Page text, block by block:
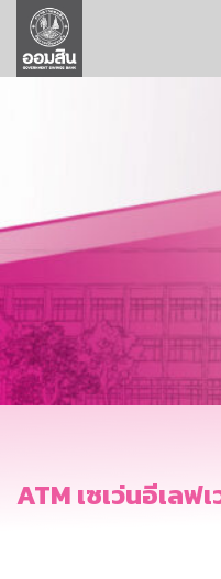
ลูกค้าธุรกิจ
ลูกค้าผู้ประกอบรายย่อ
การพัฒนาที่ยั่งยืน
ข่าวสาร
บริการทางการเงิน
อื่นๆ
ติดต่อเรา
บริการออนไลน์
ATM เซเว่นอีเลฟ